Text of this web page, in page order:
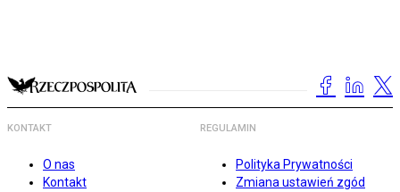
KONTAKT
O nas
Kontakt
REGULAMIN
Polityka Prywatności
Zmiana ustawień zgód